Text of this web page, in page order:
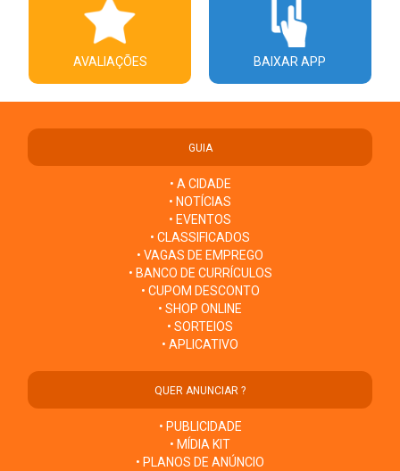
AVALIAÇÕES BAIXAR APP
GUIA
• A CIDADE
• NOTÍCIAS
• EVENTOS
• CLASSIFICADOS
• VAGAS DE EMPREGO
• BANCO DE CURRÍCULOS
• CUPOM DESCONTO
• SHOP ONLINE
• SORTEIOS
• APLICATIVO
QUER ANUNCIAR ?
• PUBLICIDADE
• MÍDIA KIT
• PLANOS DE ANÚNCIO